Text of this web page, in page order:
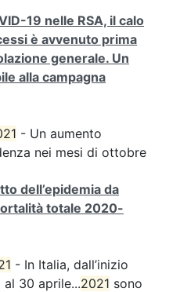
19 nelle RSA, il calo
è avvenuto prima
generale. Un
alla campagna
- Un aumento
nei mesi di ottobre
dell’epidemia da
totale 2020-
- In Italia, dall’inizio
al 30 aprile...2021 sono